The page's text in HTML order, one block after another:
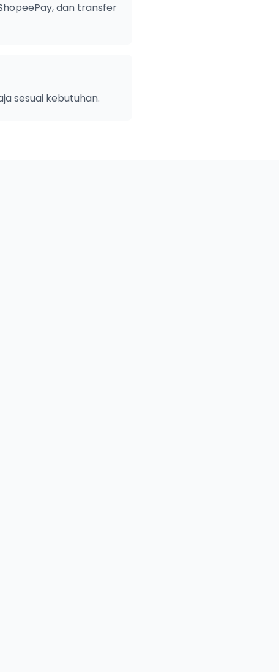
dan transfer
sesuai kebutuhan.